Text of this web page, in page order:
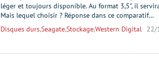
léger et toujours disponible. Au format 3,5", il
Mais lequel choisir ? Réponse dans ce comparatif…
Disques durs,Seagate,Stockage,Western Digital 22/